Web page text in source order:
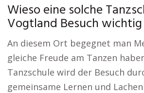
Wieso eine solche
Vogtland Besuch
An diesem Ort begegnet man
gleiche Freude am Tanzen
Tanzschule wird der Besuch
gemeinsame Lernen und